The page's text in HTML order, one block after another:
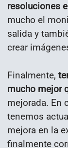
resoluciones
mucho el
salida y
crear
Finalmente,
mucho mejor
mejorada. En
tenemos
mejora en la
finalmente